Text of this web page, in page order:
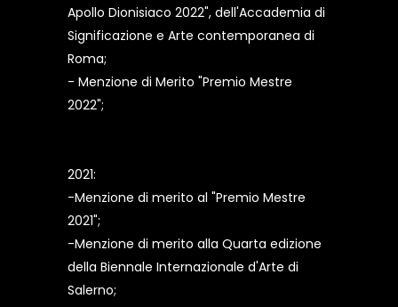
Apollo Dionisiaco 2022", dell'Accademia di
Significazione e Arte contemporanea di
Roma;
- Menzione di Merito "Premio Mestre
2022";
2021:
-Menzione di merito al "Premio Mestre
2021";
-Menzione di merito alla Quarta edizione
della Biennale Internazionale d'Arte di
Salerno;